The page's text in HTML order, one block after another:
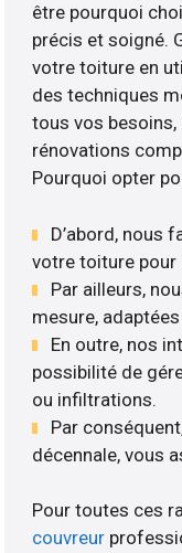
être pourquoi
précis et soigné.
votre toiture en
des techniques
tous vos besoins,
rénovations
Pourquoi opter
D’abord, nous
votre toiture pour
Par ailleurs,
mesure,
En outre, nos
possibilité de
ou infiltrations.
Par
décennale, vous
Pour toutes ces
couvreur